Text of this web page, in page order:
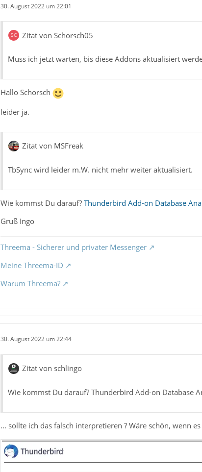
30. August 2022 um 22:01
Zitat von Schorsch05
Muss ich jetzt warten, bis diese Addons aktualisiert
Hallo Schorsch
leider ja.
Zitat von MSFreak
TbSync wird leider m.W. nicht mehr weiter aktualisiert.
Wie kommst Du darauf? Thunderbird Add-on Database
Gruß Ingo
Threema - Sicherer und privater Messenger
Meine Threema-ID
Warum Threema?
30. August 2022 um 22:44
Zitat von schlingo
Wie kommst Du darauf? Thunderbird Add-on Database
... sollte ich das falsch interpretieren ? Wäre schön, wenn